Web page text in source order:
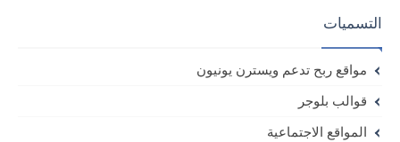
التسميات
مواقع ربح تدعم ويسترن يونيون
قوالب بلوجر
المواقع الاجتماعية